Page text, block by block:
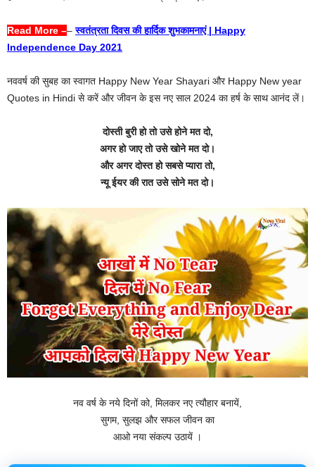
Read More ––स्वतंत्रता दिवस की हार्दिक शुभकामनाएं | Happy
Independence Day 2021
नववर्ष की सुबह का स्वागत Happy New Year Shayari और Happy New year
Quotes in Hindi से करें और जीवन के इस नए साल 2024 का हर्ष के साथ आनंद लें।
दोस्ती बुरी हो तो उसे होने मत दो,
अगर हो जाए तो उसे खोने मत दो।
और अगर दोस्त हो सबसे प्यारा तो,
न्यू ईयर की रात उसे सोने मत दो।
नव वर्ष के नये दिनों को, मिलकर नए त्यौहार बनायें,
सुगम, सुलझ और सफल जीवन का
आओ नया संकल्प उठायें ।